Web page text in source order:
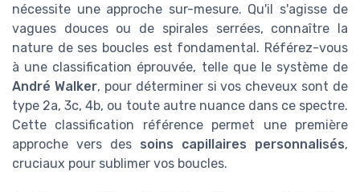
nécessite une approche sur-mesure. Qu'il s'agisse de
vagues douces ou de spirales serrées, connaître la
nature de ses boucles est fondamental. Référez-vous
à une classification éprouvée, telle que le système de
André Walker, pour déterminer si vos cheveux sont de
type 2a, 3c, 4b, ou toute autre nuance dans ce spectre.
Cette classification référence permet une première
approche vers des soins capillaires personnalisés,
cruciaux pour sublimer vos boucles.